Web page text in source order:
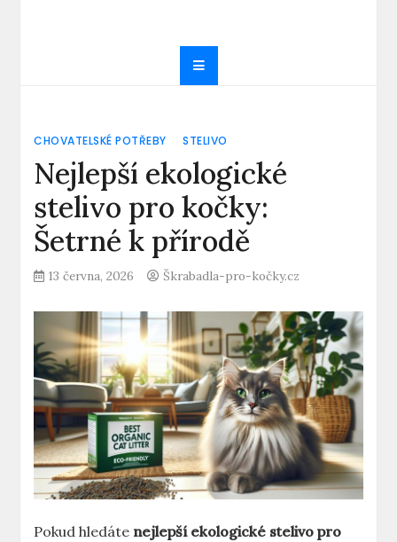
CHOVATELSKÉ POTŘEBY STELIVO
Nejlepší ekologické
stelivo pro kočky:
Šetrné k přírodě
13 června, 2026 Škrabadla-pro-kočky.cz
Pokud hledáte nejlepší ekologické stelivo pro